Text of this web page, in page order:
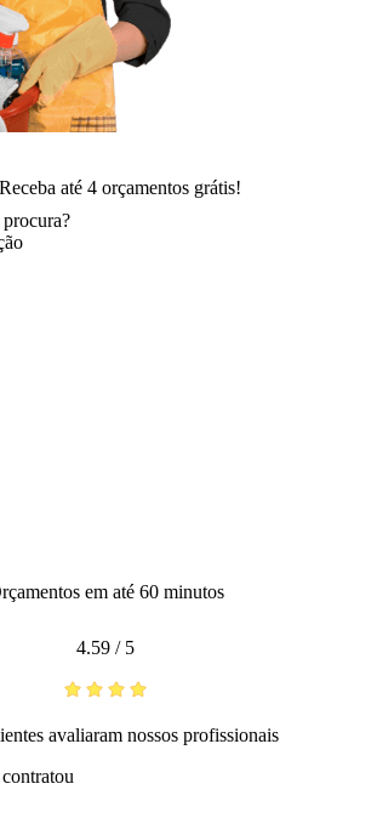
Receba até 4 orçamentos grátis!
em até 60 minutos
4.59 / 5
avaliaram nossos profissionais